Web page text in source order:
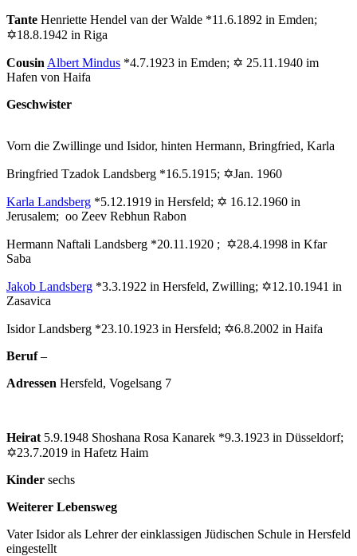
Tante Henriette Hendel van der Walde *11.6.1892 in Emden;
✡18.8.1942 in Riga
Cousin Albert Mindus *4.7.1923 in Emden; ✡ 25.11.1940 im
Hafen von Haifa
Geschwister
Vorn die Zwillinge und Isidor, hinten Hermann, Bringfried, Karla
Bringfried Tzadok Landsberg *16.5.1915; ✡Jan. 1960
Karla Landsberg *5.12.1919 in Hersfeld; ✡ 16.12.1960 in
Jerusalem; oo Zeev Rebhun Rabon
Hermann Naftali Landsberg *20.11.1920 ; ✡28.4.1998 in Kfar
Saba
Jakob Landsberg *3.3.1922 in Hersfeld, Zwilling; ✡12.10.1941 in
Zasavica
Isidor Landsberg *23.10.1923 in Hersfeld; ✡6.8.2002 in Haifa
Beruf–
Adressen Hersfeld, Vogelsang 7
Heirat 5.9.1948 Shoshana Rosa Kanarek *9.3.1923 in Düsseldorf;
✡23.7.2019 in Hafetz Haim
Kinder sechs
Weiterer Lebensweg
Vater Isidor als Lehrer der einklassigen Jüdischen Schule in Hersfeld
eingestellt